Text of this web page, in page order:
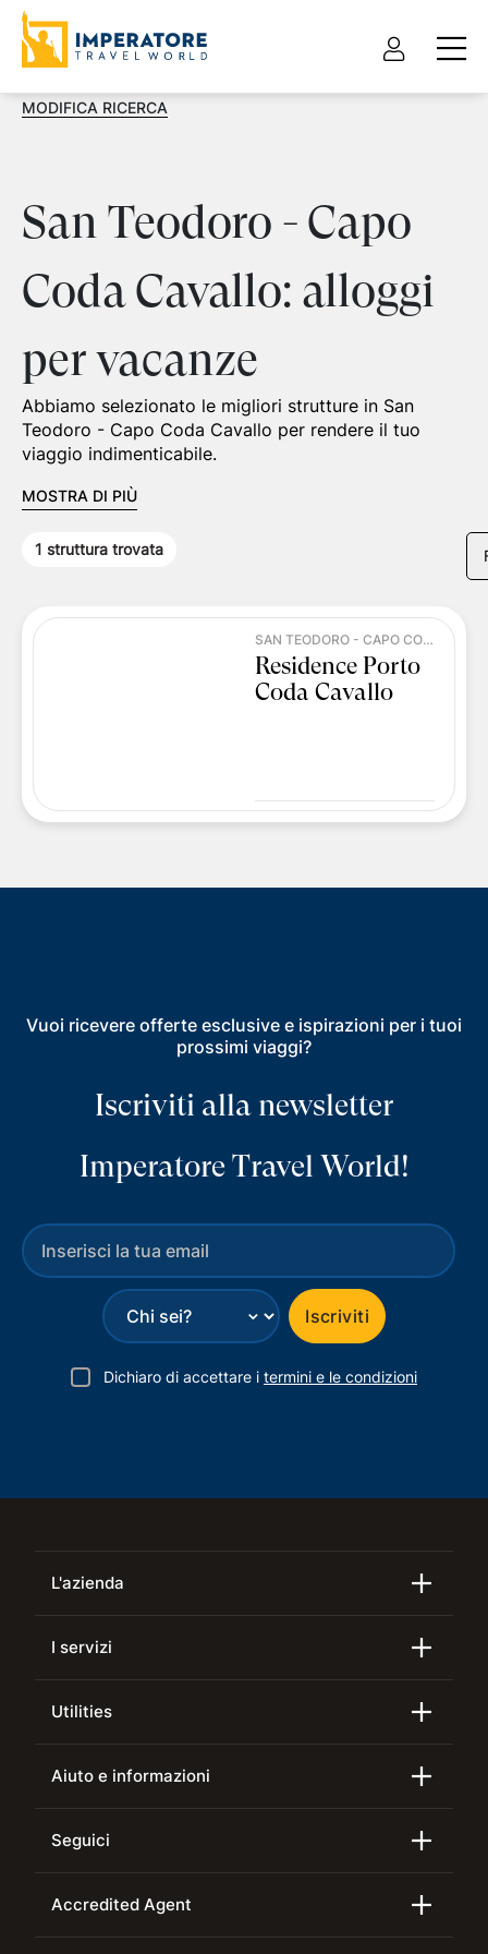
MODIFICA RICERCA
San Teodoro - Capo
Coda Cavallo: alloggi
per vacanze
Abbiamo selezionato le migliori strutture in San
Teodoro - Capo Coda Cavallo per rendere il tuo
viaggio indimenticabile.
MOSTRA DI PIÙ
1 struttura trovata
SAN TEODORO - CAPO CODA CAVALLO
Residence Porto
Coda Cavallo
Vuoi ricevere offerte esclusive e ispirazioni per i tuoi
prossimi viaggi?
Iscriviti alla newsletter
Imperatore Travel World!
⌄ Iscriviti
Dichiaro di accettare i termini e le condizioni
L'azienda
I servizi
Utilities
Aiuto e informazioni
Seguici
Accredited Agent